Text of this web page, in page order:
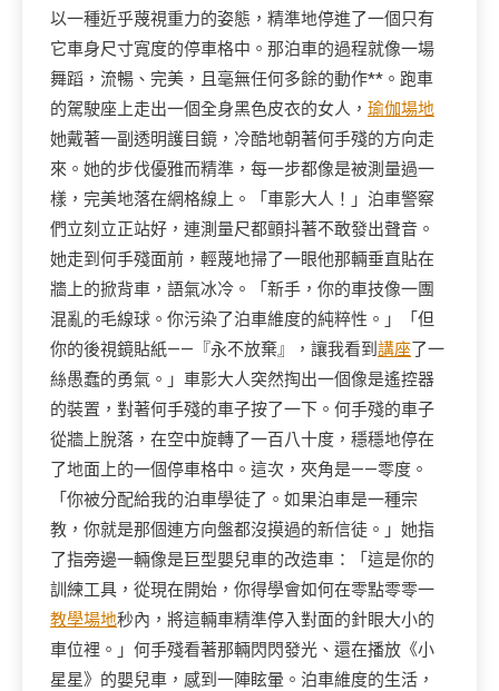
以一種近乎蔑視重力的姿態，精準地停進了一個只有
它車身尺寸寬度的停車格中。那泊車的過程就像一場
舞蹈，流暢、完美，且毫無任何多餘的動作**。跑車
的駕駛座上走出一個全身黑色皮衣的女人， 瑜伽場地
她戴著一副透明護目鏡，冷酷地朝著何手殘的方向走
來。她的步伐優雅而精準，每一步都像是被測量過一
樣，完美地落在網格線上。「車影大人！」泊車警察
們立刻立正站好，連測量尺都顫抖著不敢發出聲音。
她走到何手殘面前，輕蔑地掃了一眼他那輛垂直貼在
牆上的掀背車，語氣冰冷。「新手，你的車技像一團
混亂的毛線球。你污染了泊車維度的純粹性。」「但
你的後視鏡貼紙——『永不放棄』，讓我看到 講座了一
絲愚蠢的勇氣。」車影大人突然掏出一個像是遙控器
的裝置，對著何手殘的車子按了一下。何手殘的車子
從牆上脫落，在空中旋轉了一百八十度，穩穩地停在
了地面上的一個停車格中。這次，夾角是——零度。
「你被分配給我的泊車學徒了。如果泊車是一種宗
教，你就是那個連方向盤都沒摸過的新信徒。」她指
了指旁邊一輛像是巨型嬰兒車的改造車：「這是你的
訓練工具，從現在開始，你得學會如何在零點零零一
教學場地秒內，將這輛車精準停入對面的針眼大小的
車位裡。」何手殘看著那輛閃閃發光、還在播放《小
星星》的嬰兒車，感到一陣眩暈。泊車維度的生活，